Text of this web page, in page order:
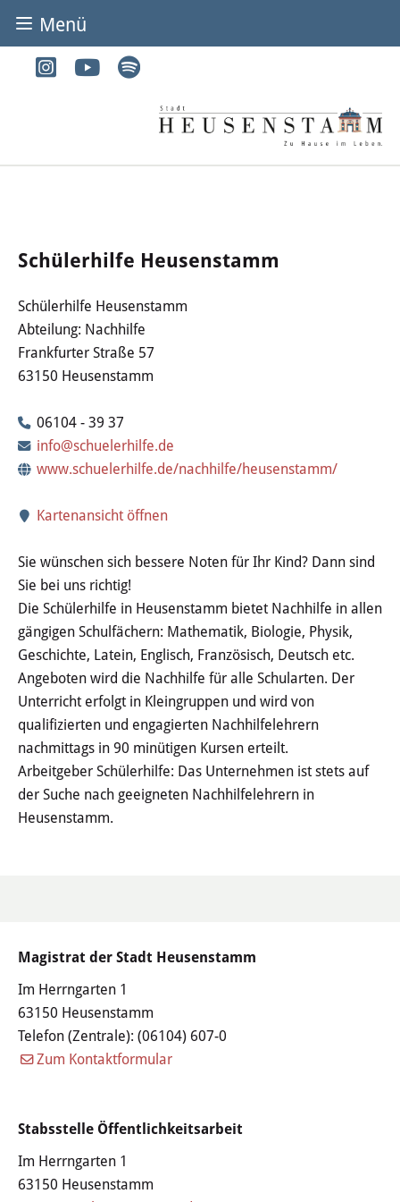
Schülerhilfe Heusenstamm
Schülerhilfe Heusenstamm
Abteilung: Nachhilfe
Frankfurter Straße 57
63150 Heusenstamm
06104 - 39 37
info@schuelerhilfe.de
www.schuelerhilfe.de/nachhilfe/heusenstamm/
Kartenansicht öffnen
Sie wünschen sich bessere Noten für Ihr Kind? Dann sind
Sie bei uns richtig!
Die Schülerhilfe in Heusenstamm bietet Nachhilfe in allen
gängigen Schulfächern: Mathematik, Biologie, Physik,
Geschichte, Latein, Englisch, Französisch, Deutsch etc.
Angeboten wird die Nachhilfe für alle Schularten. Der
Unterricht erfolgt in Kleingruppen und wird von
qualifizierten und engagierten Nachhilfelehrern
nachmittags in 90 minütigen Kursen erteilt.
Arbeitgeber Schülerhilfe: Das Unternehmen ist stets auf
der Suche nach geeigneten Nachhilfelehrern in
Heusenstamm.
Magistrat der Stadt Heusenstamm
Im Herrngarten 1
63150 Heusenstamm
Telefon (Zentrale): (06104) 607-0
Zum Kontaktformular
Stabsstelle Öffentlichkeitsarbeit
Im Herrngarten 1
63150 Heusenstamm
Menü
BÜRGER & STADT
Heirat
Abfall & Entsorgung
Wertstoffhof
Wasser & Abwasser
Verwaltung & Politik
Satzungen & Stadtrecht
Ausschreibungen
Karriere & Ausbildung
Steuern & Gebühren
Ehrungen
Haushalt
Danke für die Anmeldung
Wahlen
Aktuelle Meldungen
Detail